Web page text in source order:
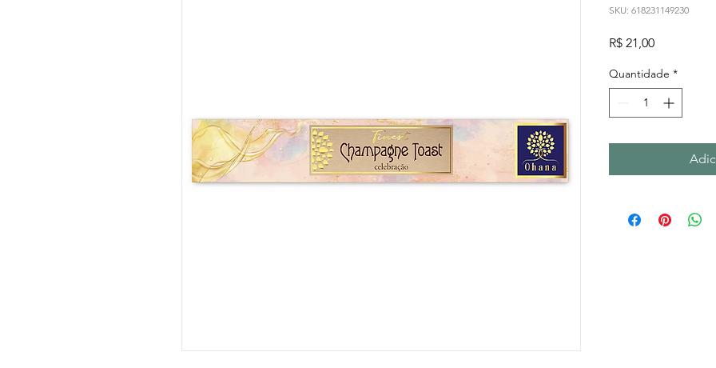
SKU: 618231149230
R$ 21,00Preço
Quantidade *